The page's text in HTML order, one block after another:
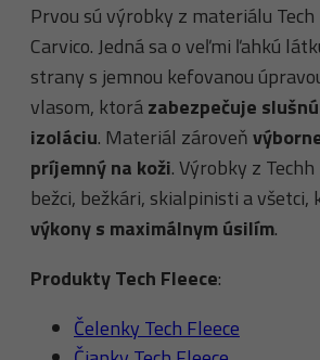
Prvou sú výrobky z materiálu
Carvico. Jedná sa o veľmi ľahkú
strany s jemnou kefovanou
vlasom, ktorázabezpečuje
izoláciu. Materiál zároveň
príjemný na koži. Výrobky z
bežci, bežkári, skialpinisti a
výkonys maximálnymúsilím.
Produkty Tech Fleece:
Čelenky Tech Fleece